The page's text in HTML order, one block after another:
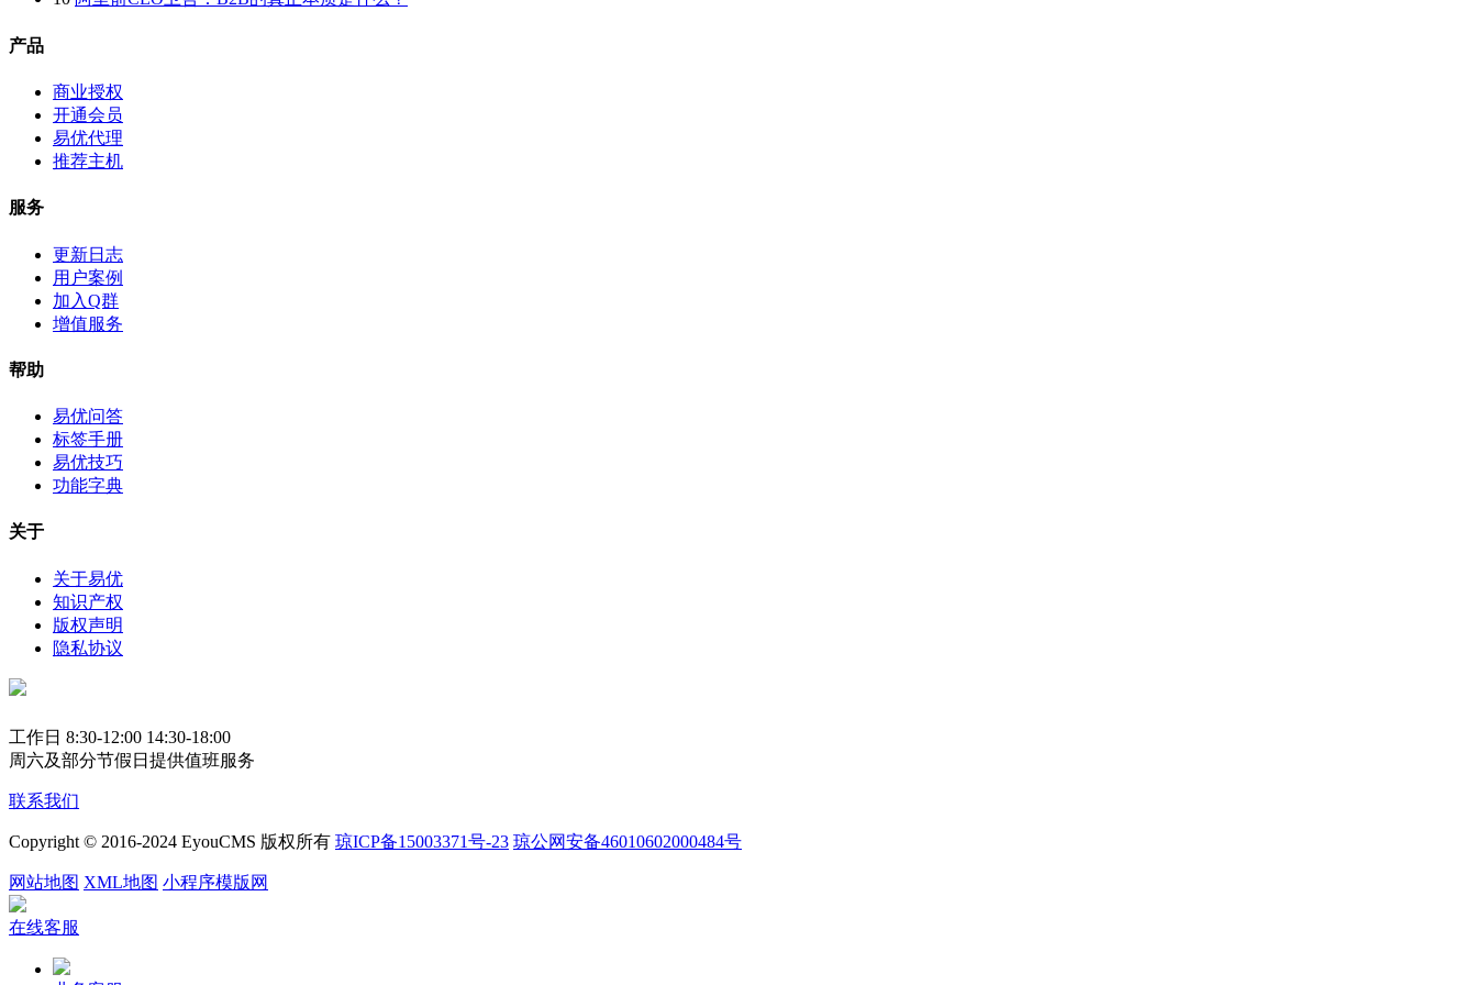
产品
商业授权
开通会员
易优代理
推荐主机
服务
更新日志
用户案例
加入Q群
增值服务
帮助
易优问答
标签手册
易优技巧
功能字典
关于
关于易优
知识产权
版权声明
隐私协议
工作日 8:30-12:00 14:30-18:00
周六及部分节假日提供值班服务
联系我们
Copyright © 2016-2024 EyouCMS 版权所有 琼ICP备15003371号-23 琼公网安备46010602000484号
网站地图 XML地图 小程序模版网
在线客服